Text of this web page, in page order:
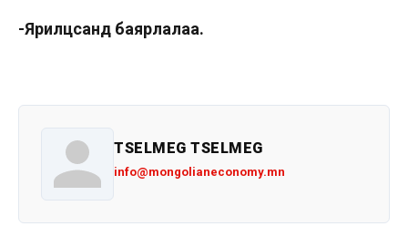
-Ярилцсанд баярлалаа.
TSELMEG TSELMEG
info@mongolianeconomy.mn